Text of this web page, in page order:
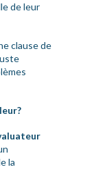
de leur
clause de
la